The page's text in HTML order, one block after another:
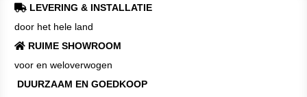
LEVERING & INSTALLATIE
door het hele land
RUIME SHOWROOM
voor en weloverwogen
DUURZAAM EN GOEDKOOP